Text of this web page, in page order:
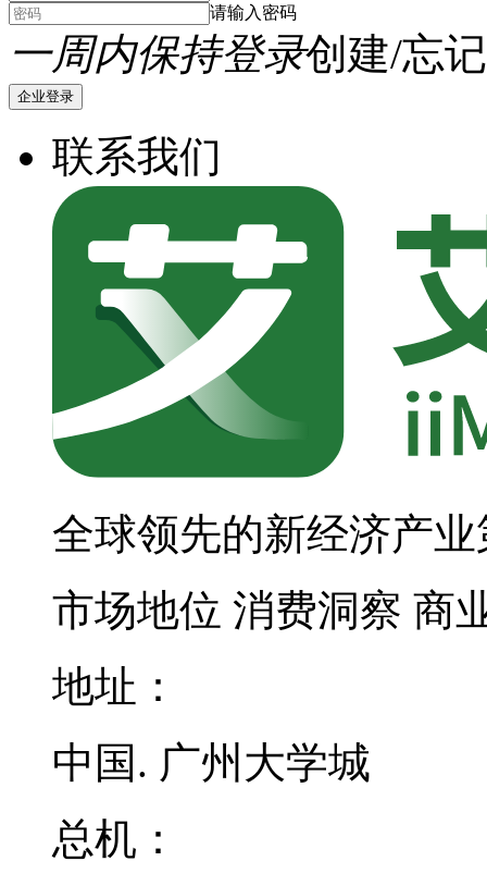
请输入密码
一周内保持登录创建/忘
企业登录
联系我们
全球领先的新经济产
市场地位 消费洞察 商
地址：
中国. 广州大学城
总机：